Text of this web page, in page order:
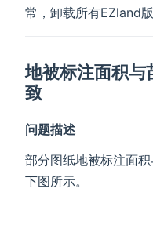
常，卸载所有EZland
地被标注面积与
致
问题描述
部分图纸地被标注面
下图所示。